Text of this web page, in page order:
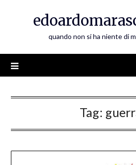
quando non si ha niente di
Tag: